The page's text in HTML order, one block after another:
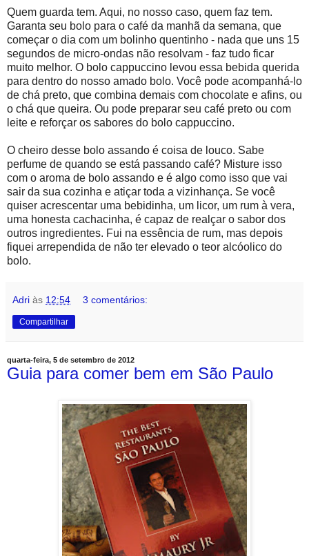
Quem guarda tem. Aqui, no nosso caso, quem faz tem.
Garanta seu bolo para o café da manhã da semana, que
começar o dia com um bolinho quentinho - nada que uns 15
segundos de micro-ondas não resolvam - faz tudo ficar
muito melhor. O bolo cappuccino levou essa bebida querida
para dentro do nosso amado bolo. Você pode acompanhá-lo
de chá preto, que combina demais com chocolate e afins, ou
o chá que queira. Ou pode preparar seu café preto ou com
leite e reforçar os sabores do bolo cappuccino.
O cheiro desse bolo assando é coisa de louco. Sabe
perfume de quando se está passando café? Misture isso
com o aroma de bolo assando e é algo como isso que vai
sair da sua cozinha e atiçar toda a vizinhança. Se você
quiser acrescentar uma bebidinha, um licor, um rum à vera,
uma honesta cachacinha, é capaz de realçar o sabor dos
outros ingredientes. Fui na essência de rum, mas depois
fiquei arrependida de não ter elevado o teor alcóolico do
bolo.
Adri às 12:54 3 comentários:
Compartilhar
quarta-feira, 5 de setembro de 2012
Guia para comer bem em São Paulo